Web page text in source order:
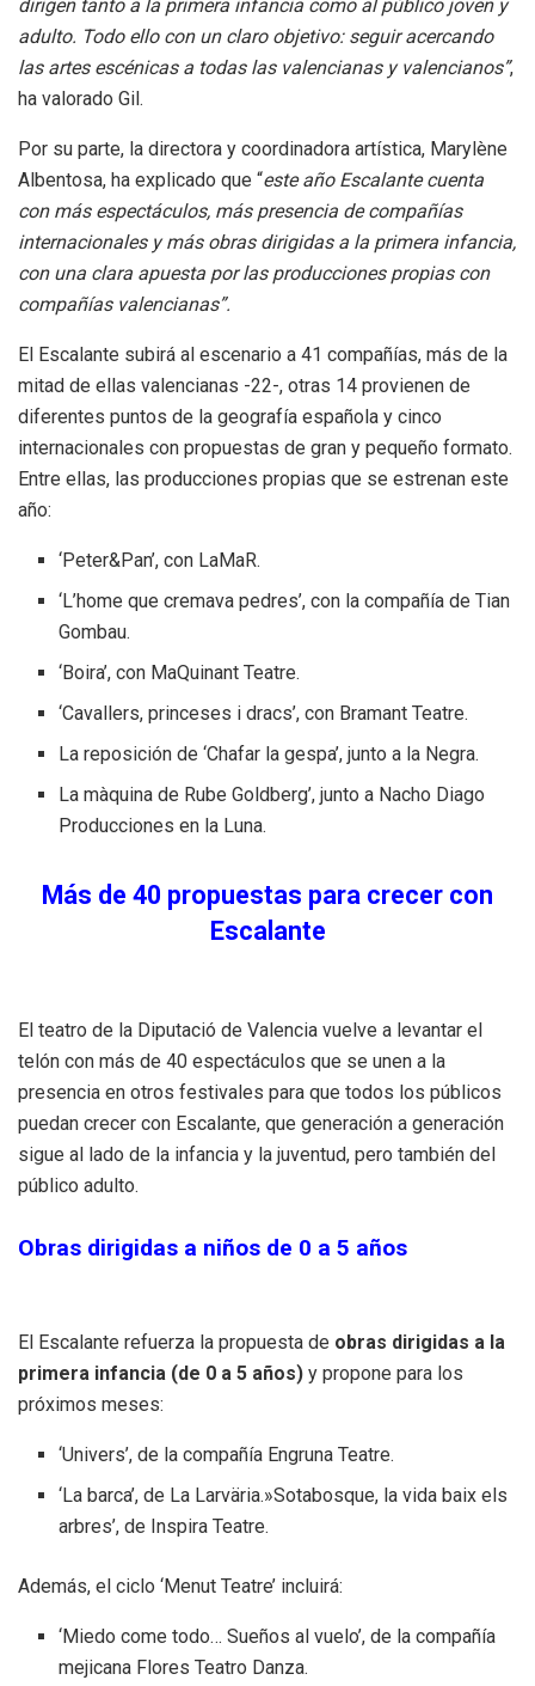
dirigen tanto a la primera infancia como al público joven y
adulto. Todo ello con un claro objetivo: seguir acercando
las artes escénicas a todas las valencianas y valencianos”,
ha valorado Gil.
Por su parte, la directora y coordinadora artística, Marylène
Albentosa, ha explicado que “este año Escalante cuenta
con más espectáculos, más presencia de compañías
internacionales y más obras dirigidas a la primera infancia,
con una clara apuesta por las producciones propias con
compañías valencianas”.
El Escalante subirá al escenario a 41 compañías, más de la
mitad de ellas valencianas -22-, otras 14 provienen de
diferentes puntos de la geografía española y cinco
internacionales con propuestas de gran y pequeño formato.
Entre ellas, las producciones propias que se estrenan este
año:
‘Peter&Pan’, con LaMaR.
‘L’home que cremava pedres’, con la compañía de Tian
Gombau.
‘Boira’, con MaQuinant Teatre.
‘Cavallers, princeses i dracs’, con Bramant Teatre.
La reposición de ‘Chafar la gespa’, junto a la Negra.
La màquina de Rube Goldberg’, junto a Nacho Diago
Producciones en la Luna.
Más de 40 propuestas para crecer con
Escalante
El teatro de la Diputació de Valencia vuelve a levantar el
telón con más de 40 espectáculos que se unen a la
presencia en otros festivales para que todos los públicos
puedan crecer con Escalante, que generación a generación
sigue al lado de la infancia y la juventud, pero también del
público adulto.
Obras dirigidas a niños de 0 a 5 años
El Escalante refuerza la propuesta de obras dirigidas a la
primera infancia (de 0 a 5 años) y propone para los
próximos meses:
‘Univers’, de la compañía Engruna Teatre.
‘La barca’, de La Larväria.»Sotabosque, la vida baix els
arbres’, de Inspira Teatre.
Además, el ciclo ‘Menut Teatre’ incluirá:
‘Miedo come todo… Sueños al vuelo’, de la compañía
mejicana Flores Teatro Danza.